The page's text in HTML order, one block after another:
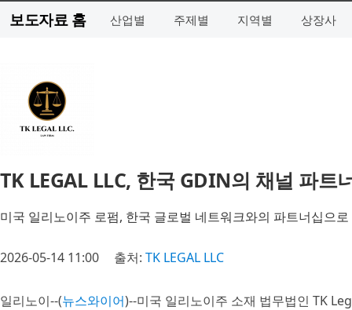
보도자료 홈 산업별 주제별 지역별 상장사
TK LEGAL LLC, 한국 GDIN의 채널 파트
미국 일리노이주 로펌, 한국 글로벌 네트워크와의 파트너십으
2026-05-14 11:00 출처: TK LEGAL LLC
일리노이--(뉴스와이어)--미국 일리노이주 소재 법무법인 TK